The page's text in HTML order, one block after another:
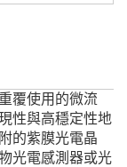
覆使用的微流
性與高穩定性地
的紫膜光電晶
光電感測器或光